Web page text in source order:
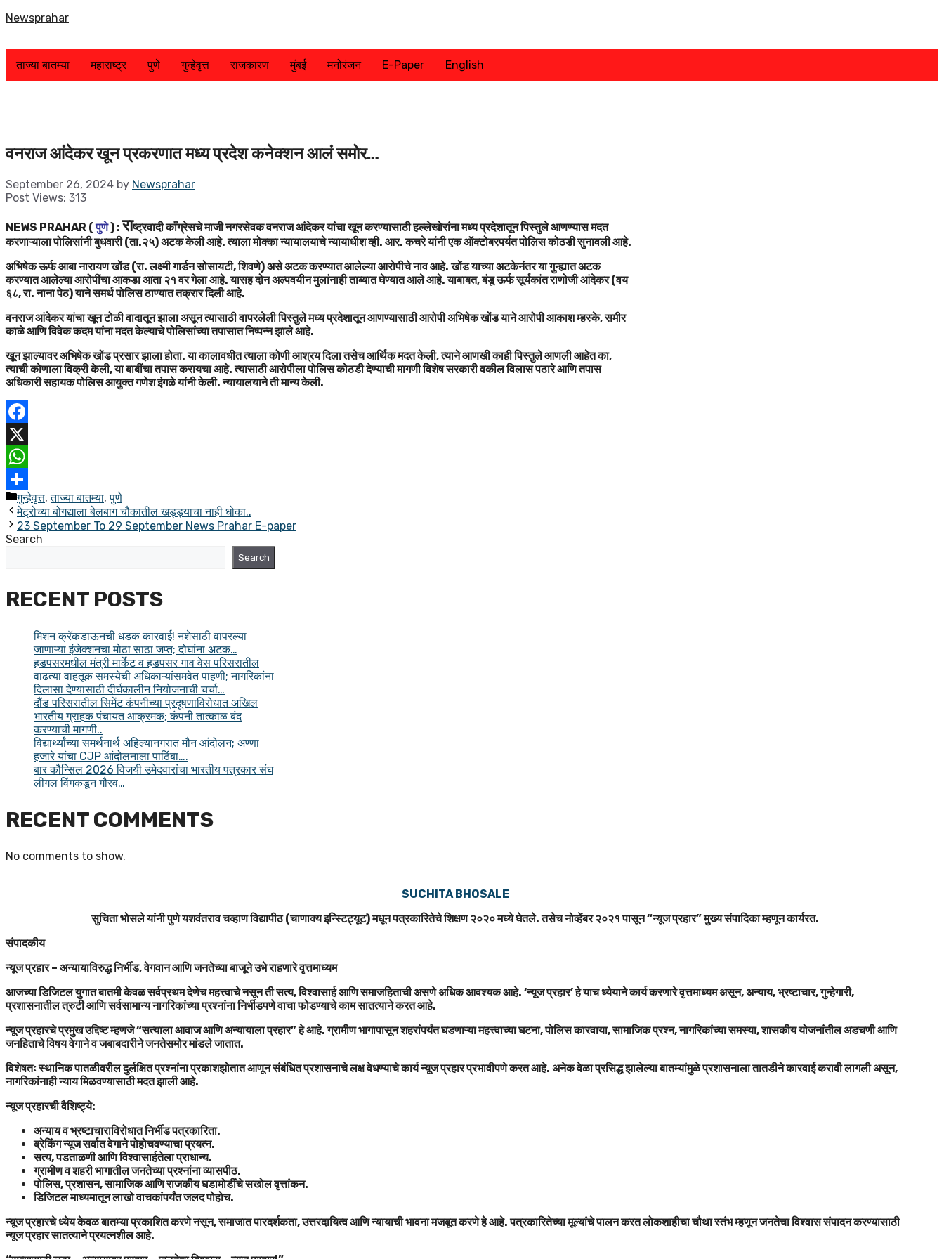
Skip
Newsprahar
ताज्या बातम्या महाराष्ट्र पुणे गुन्हेवृत्त राजकारण मुंबई मनोरंजन E-Paper English
वनराज आंदेकर खून प्रकरणात मध्य प्रदेश कनेक्शन आलं समोर…
September 26, 2024 by Newsprahar
Post Views: 313
NEWS PRAHAR (पुणे) : राष्ट्रवादी काँग्रेसचे माजी नगरसेवक वनराज आंदेकर यांचा खून करण्यासाठी हल्लेखोरांना मध्य प्रदेशातून पिस्तुले आणण्यास मदत
करणाऱ्याला पोलिसांनी बुधवारी (ता.२५) अटक केली आहे. त्याला मोक्का न्यायालयाचे न्यायाधीश व्ही. आर. कचरे यांनी एक ऑक्टोबरपर्यत पोलिस कोठडी सुनावली आहे.
अभिषेक ऊर्फ आबा नारायण खोंड (रा. लक्ष्मी गार्डन सोसायटी, शिवणे) असे अटक करण्यात आलेल्या आरोपीचे नाव आहे. खोंड याच्या अटकेनंतर या गुन्‍ह्यात अटक
करण्यात आलेल्या आरोपींचा आकडा आता २१ वर गेला आहे. यासह दोन अल्पवयीन मुलांनाही ताब्यात घेण्यात आले आहे. याबाबत, बंडू ऊर्फ सूर्यकांत राणोजी आंदेकर (वय
६८, रा. नाना पेठ) याने समर्थ पोलिस ठाण्यात तक्रार दिली आहे.
वनराज आंदेकर यांचा खून टोळी वादातून झाला असून त्यासाठी वापरलेली पिस्तुले मध्य प्रदेशातून आणण्यासाठी आरोपी अभिषेक खोंड याने आरोपी आकाश म्हस्के, समीर
काळे आणि विवेक कदम यांना मदत केल्याचे पोलिसांच्या तपासात निष्पन्न झाले आहे.
खून झाल्यावर अभिषेक खोंड प्रसार झाला होता. या कालावधीत त्याला कोणी आश्रय दिला तसेच आर्थिक मदत केली, त्याने आणखी काही पिस्तुले आणली आहेत का,
त्याची कोणाला विक्री केली, या बाबींचा तपास करायचा आहे. त्यासाठी आरोपीला पोलिस कोठडी देण्याची मागणी विशेष सरकारी वकील विलास पठारे आणि तपास
अधिकारी सहायक पोलिस आयुक्त गणेश इंगळे यांनी केली. न्यायालयाने ती मान्य केली.
Facebook
X
WhatsApp
Share
Categories
गुन्हेवृत्त,ताज्या बातम्या,पुणे
मेट्रोच्या बोगद्याला बेलबाग चौकातील खड्ड्याचा नाही धोका..
23 September To 29 September News Prahar E-paper
Search
Search
RECENT POSTS
मिशन क्रॅकडाऊनची धडक कारवाई! नशेसाठी वापरल्या
जाणाऱ्या इंजेक्शनचा मोठा साठा जप्त; दोघांना अटक…
हडपसरमधील मंत्री मार्केट व हडपसर गाव वेस परिसरातील
वाढत्या वाहतूक समस्येची अधिकाऱ्यांसमवेत पाहणी; नागरिकांना
दिलासा देण्यासाठी दीर्घकालीन नियोजनाची चर्चा…
दौंड परिसरातील सिमेंट कंपनीच्या प्रदूषणाविरोधात अखिल
भारतीय ग्राहक पंचायत आक्रमक; कंपनी तात्काळ बंद
करण्याची मागणी..
विद्यार्थ्यांच्या समर्थनार्थ अहिल्यानगरात मौन आंदोलन; अण्णा
हजारे यांचा CJP आंदोलनाला पाठिंबा….
बार कौन्सिल 2026 विजयी उमेदवारांचा भारतीय पत्रकार संघ
लीगल विंगकडून गौरव…
RECENT COMMENTS
No comments to show.
SUCHITA BHOSALE
सुचिता भोसले यांनी पुणे यशवंतराव चव्हाण विद्यापीठ (चाणाक्य इन्स्टिट्यूट) मधून पत्रकारितेचे शिक्षण २०२० मध्ये घेतले. तसेच नोव्हेंबर २०२१ पासून “न्यूज प्रहार” मुख्य संपादिका म्हणून कार्यरत.
संपादकीय
न्यूज प्रहार – अन्यायाविरुद्ध निर्भीड, वेगवान आणि जनतेच्या बाजूने उभे राहणारे वृत्तमाध्यम
आजच्या डिजिटल युगात बातमी केवळ सर्वप्रथम देणेच महत्त्वाचे नसून ती सत्य, विश्वासार्ह आणि समाजहिताची असणे अधिक आवश्यक आहे. ‘न्यूज प्रहार’ हे याच ध्येयाने कार्य करणारे वृत्तमाध्यम असून, अन्याय, भ्रष्टाचार, गुन्हेगारी,
प्रशासनातील त्रुटी आणि सर्वसामान्य नागरिकांच्या प्रश्नांना निर्भीडपणे वाचा फोडण्याचे काम सातत्याने करत आहे.
न्यूज प्रहारचे प्रमुख उद्दिष्ट म्हणजे “सत्याला आवाज आणि अन्यायाला प्रहार” हे आहे. ग्रामीण भागापासून शहरांपर्यंत घडणाऱ्या महत्त्वाच्या घटना, पोलिस कारवाया, सामाजिक प्रश्न, नागरिकांच्या समस्या, शासकीय योजनांतील अडचणी आणि
जनहिताचे विषय वेगाने व जबाबदारीने जनतेसमोर मांडले जातात.
विशेषतः स्थानिक पातळीवरील दुर्लक्षित प्रश्नांना प्रकाशझोतात आणून संबंधित प्रशासनाचे लक्ष वेधण्याचे कार्य न्यूज प्रहार प्रभावीपणे करत आहे. अनेक वेळा प्रसिद्ध झालेल्या बातम्यांमुळे प्रशासनाला तातडीने कारवाई करावी लागली असून,
नागरिकांनाही न्याय मिळवण्यासाठी मदत झाली आहे.
न्यूज प्रहारची वैशिष्ट्ये:
अन्याय व भ्रष्टाचाराविरोधात निर्भीड पत्रकारिता.
ब्रेकिंग न्यूज सर्वात वेगाने पोहोचवण्याचा प्रयत्न.
सत्य, पडताळणी आणि विश्वासार्हतेला प्राधान्य.
ग्रामीण व शहरी भागातील जनतेच्या प्रश्नांना व्यासपीठ.
पोलिस, प्रशासन, सामाजिक आणि राजकीय घडामोडींचे सखोल वृत्तांकन.
डिजिटल माध्यमातून लाखो वाचकांपर्यंत जलद पोहोच.
न्यूज प्रहारचे ध्येय केवळ बातम्या प्रकाशित करणे नसून, समाजात पारदर्शकता, उत्तरदायित्व आणि न्यायाची भावना मजबूत करणे हे आहे. पत्रकारितेच्या मूल्यांचे पालन करत लोकशाहीचा चौथा स्तंभ म्हणून जनतेचा विश्वास संपादन करण्यासाठी
न्यूज प्रहार सातत्याने प्रयत्नशील आहे.